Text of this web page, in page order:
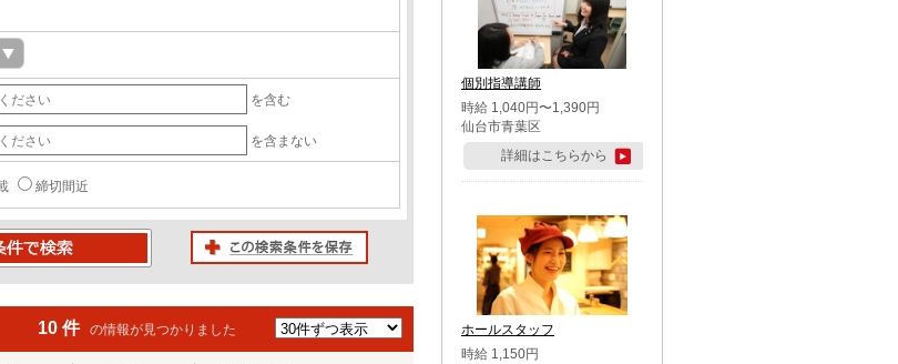
を含む
を含まない
締切間近
10 件 の情報が見つかりました
個別指導講師
時給 1,040円〜1,390円
仙台市青葉区
詳細はこちらから
ホールスタッフ
時給 1,150円